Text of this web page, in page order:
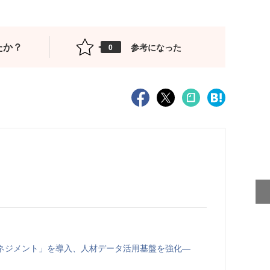
？ 0 参考になった
ジメント」を導入、人材データ活用基盤を強化—